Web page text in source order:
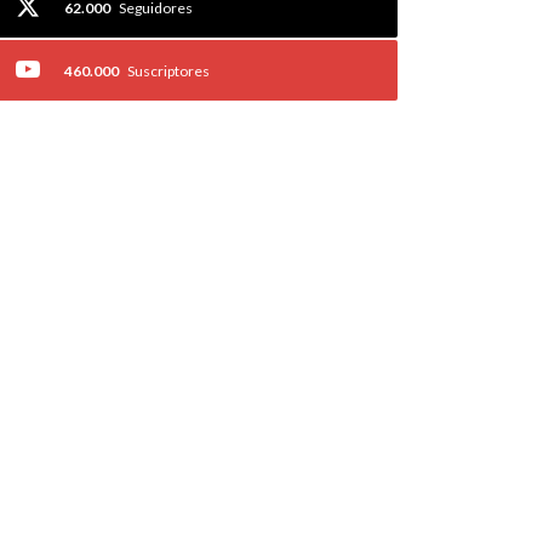
62.000 Seguidores
460.000 Suscriptores